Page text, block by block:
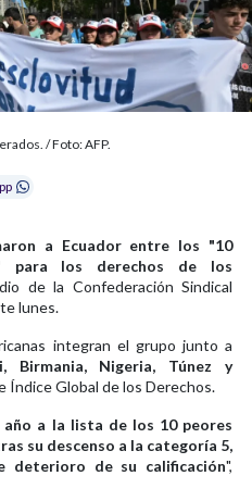
/ Foto: AFP.
a Ecuador entre los "10
para los derechos de los
de la Confederación Sindical
lunes.
integran el grupo junto a
Birmania, Nigeria, Túnez y
Índice Global de los Derechos.
a la lista de los 10 peores
su descenso a la categoría 5,
deterioro de su calificación",